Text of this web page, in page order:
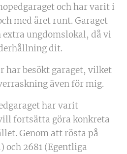
och har varit i
med året runt. Garaget
extra ungdomslokal, då vi
dit.
har besökt garaget, vilket
även för mig.
har varit
fortsätta göra konkreta
Genom att rösta på
och 2681 (Egentliga